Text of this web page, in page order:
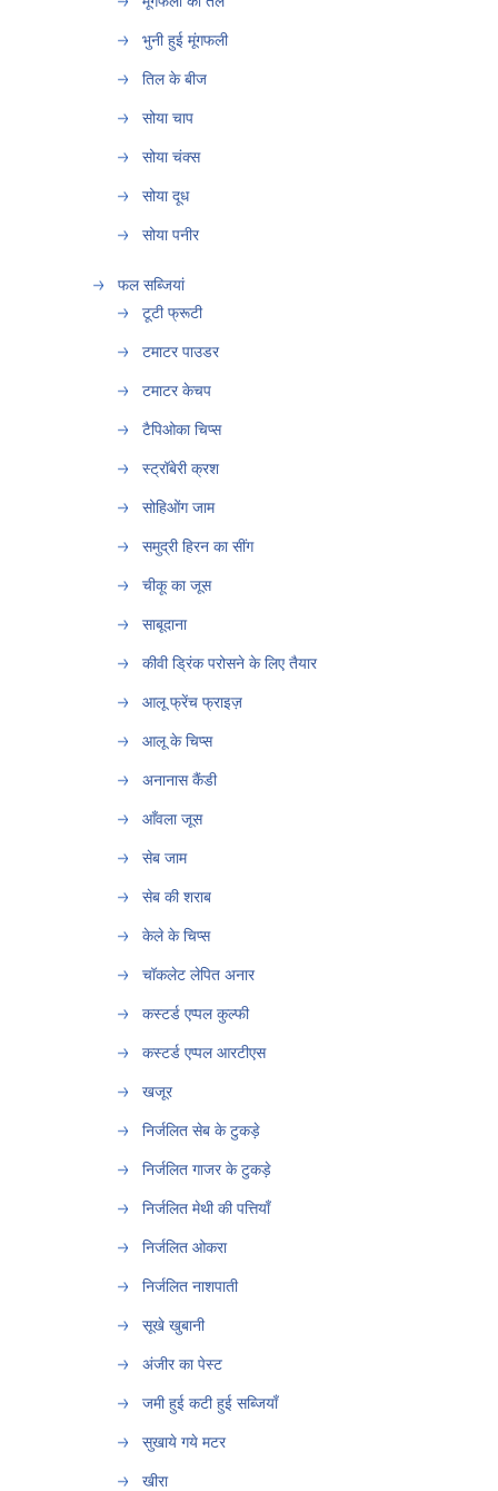
भुनी हुई मूंगफली
तिल के बीज
सोया चाप
सोया चंक्स
सोया दूध
सोया पनीर
फल सब्जियां
टूटी फ्रूटी
टमाटर पाउडर
टमाटर केचप
टैपिओका चिप्स
स्ट्रॉबेरी क्रश
सोहिओंग जाम
समुद्री हिरन का सींग
चीकू का जूस
साबूदाना
कीवी ड्रिंक परोसने के लिए तैयार
आलू फ्रेंच फ्राइज़
आलू के चिप्स
अनानास कैंडी
आँवला जूस
सेब जाम
सेब की शराब
केले के चिप्स
चॉकलेट लेपित अनार
कस्टर्ड एप्पल कुल्फी
कस्टर्ड एप्पल आरटीएस
खजूर
निर्जलित सेब के टुकड़े
निर्जलित गाजर के टुकड़े
निर्जलित मेथी की पत्तियाँ
निर्जलित ओकरा
निर्जलित नाशपाती
सूखे खुबानी
अंजीर का पेस्ट
जमी हुई कटी हुई सब्जियाँ
सुखाये गये मटर
खीरा